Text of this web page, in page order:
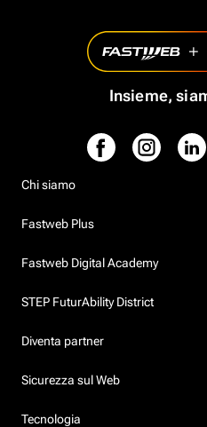
Insieme,
Chi siamo
Fastweb Plus
Fastweb Digital Academy
STEP FuturAbility District
Diventa partner
Sicurezza sul Web
Tecnologia